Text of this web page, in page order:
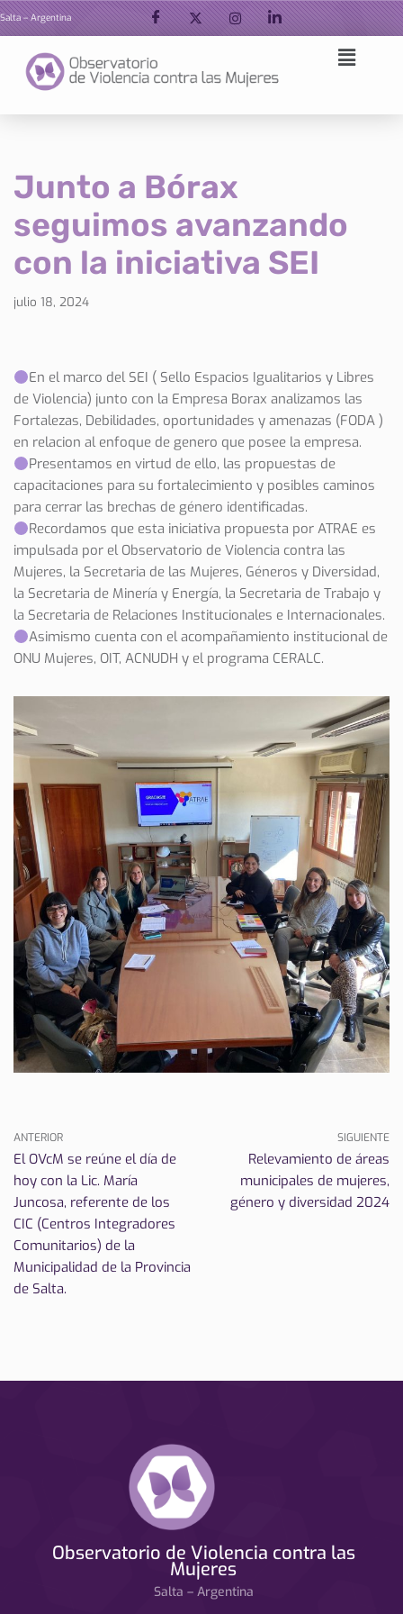
contenido
Salta – Argentina
Junto a Bórax
seguimos avanzando
con la iniciativa SEI
julio 18, 2024
En el marco del SEI ( Sello Espacios Igualitarios y Libres
de Violencia) junto con la Empresa Borax analizamos las
Fortalezas, Debilidades, oportunidades y amenazas (FODA )
en relacion al enfoque de genero que posee la empresa.
Presentamos en virtud de ello, las propuestas de
capacitaciones para su fortalecimiento y posibles caminos
para cerrar las brechas de género identificadas.
Recordamos que esta iniciativa propuesta por ATRAE es
impulsada por el Observatorio de Violencia contra las
Mujeres, la Secretaria de las Mujeres, Géneros y Diversidad,
la Secretaria de Minería y Energía, la Secretaria de Trabajo y
la Secretaria de Relaciones Institucionales e Internacionales.
Asimismo cuenta con el acompañamiento institucional de
ONU Mujeres, OIT, ACNUDH y el programa CERALC.
ANTERIOR
El OVcM se reúne el día de
hoy con la Lic. María
Juncosa, referente de los
CIC (Centros Integradores
Comunitarios) de la
Municipalidad de la Provincia
de Salta.
SIGUIENTE
Relevamiento de áreas
municipales de mujeres,
género y diversidad 2024
Observatorio de Violencia contra las
Mujeres
Salta – Argentina